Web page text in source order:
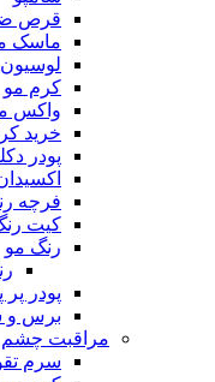
قرص
ماسک
کرم مو
واکس
خرید
پودر
فرچه
کیت
رنگ مو
پودر
برس و
مراقبت چشم
سرم